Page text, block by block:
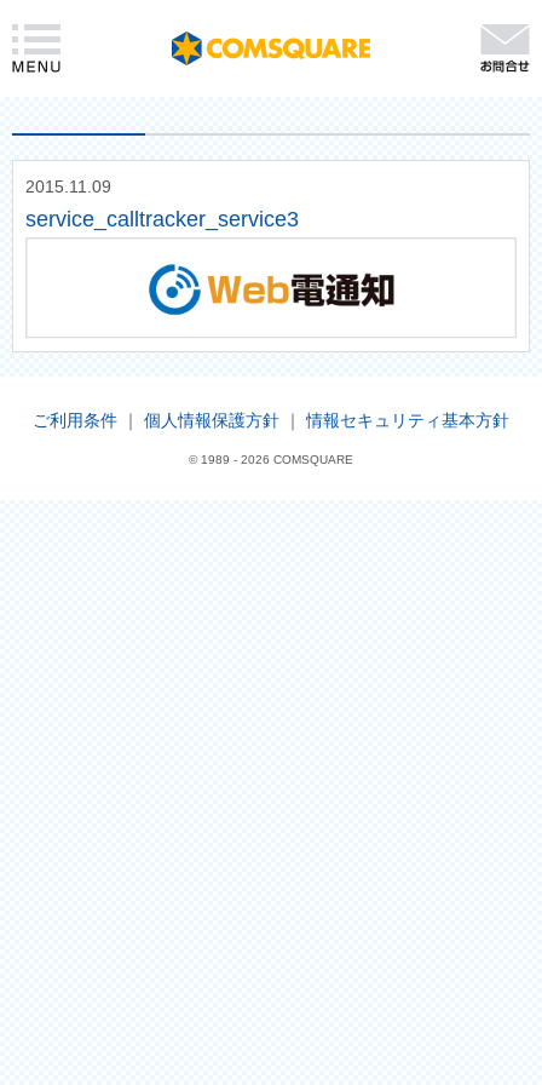
2015.11.09
service_calltracker_service3
ご利用条件 ｜ 個人情報保護方針 ｜情報セキュリティ基本方針
© 1989 - 2026 COMSQUARE